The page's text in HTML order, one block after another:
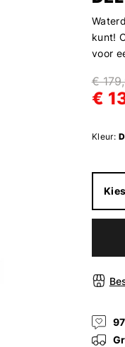
kunt!
voor
€
€
Kleur: